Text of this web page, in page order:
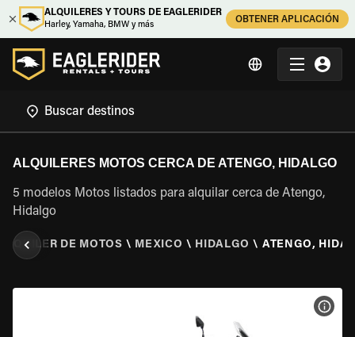
ALQUILERES Y TOURS DE EAGLERIDER
Harley, Yamaha, BMW y más
OBTENER APLICACIÓN
ALQUILERES MOTOS CERCA DE ATENGO, HIDALGO
5 modelos Motos listados para alquilar cerca de Atengo,
Hidalgo
DE MOTOS \ MEXICO \ HIDALGO \ ATENGO,
VER